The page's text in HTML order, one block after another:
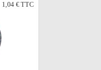
1,04 € TTC